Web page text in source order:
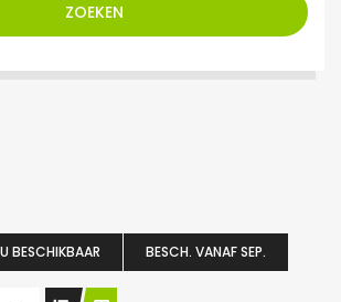
ZOEKEN
BESCHIKBAAR BESCH. VANAF SEP.